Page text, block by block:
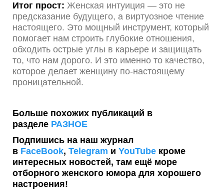
Итог прост: Женская интуиция — это не
предсказание будущего, а виртуозное чтение
настоящего. Это мощный инструмент, который
помогает нам строить глубокие отношения,
обходить острые углы в карьере и защищать
то, что нам дорого. И это именно то качество,
которое делает женщину по-настоящему
проницательной.
Больше похожих публикаций в
разделе РАЗНОЕ
Подпишись на наш журнал
в FaceBook, Telegram и YouTube кроме
интересных новостей, там ещё море
отборного женского юмора для хорошего
настроения!